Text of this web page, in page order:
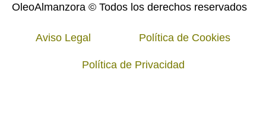
OleoAlmanzora © Todos los derechos reservados
Aviso Legal Política de Cookies
Política de Privacidad